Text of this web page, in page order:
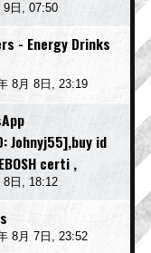
9日, 07:50
- Energy Drinks
8月 8日, 23:19
Johnyj55],buy id
certi ,
8日, 18:12
8月 7日, 23:52